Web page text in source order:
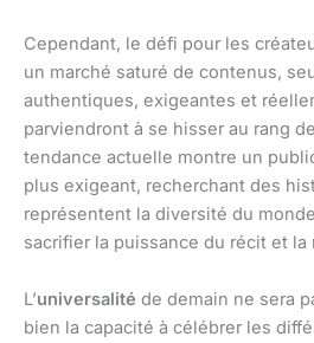
Cependant, le défi pour les
un marché saturé de contenus,
authentiques, exigeantes et
parviendront à se hisser au rang
tendance actuelle montre un
plus exigeant, recherchant des
représentent la diversité du
sacrifier la puissance du récit et la
L’universalité de demain ne sera
bien la capacité à célébrer les